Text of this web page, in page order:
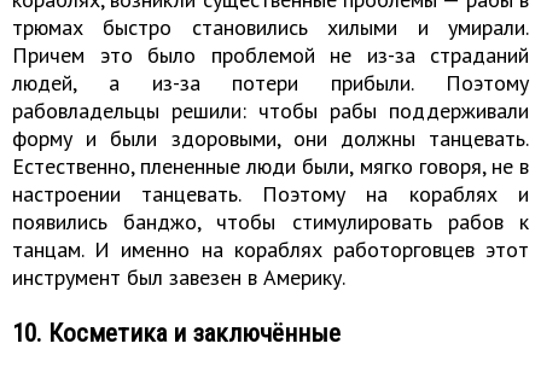
трюмах быстро становились хилыми и умирали.
Причем это было проблемой не из-за страданий
людей, а из-за потери прибыли. Поэтому
рабовладельцы решили: чтобы рабы поддерживали
форму и были здоровыми, они должны танцевать.
Естественно, плененные люди были, мягко говоря, не в
настроении танцевать. Поэтому на кораблях и
появились банджо, чтобы стимулировать рабов к
танцам. И именно на кораблях работорговцев этот
инструмент был завезен в Америку.
10. Косметика и заключённые